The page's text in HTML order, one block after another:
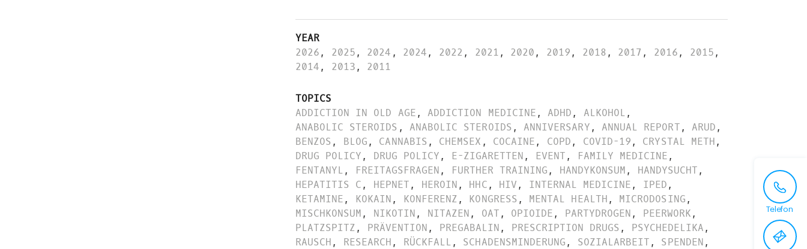
YEAR
2026, 2025, 2024 , 2024, 2022 , 2021, 2020, 2019, 2018, 2017 , 2016, 2015,
2014, 2013, 2011
TOPICS
ADDICTION IN OLD AGE, ADDICTION MEDICINE, ADHD, ALKOHOL,
ANABOLIC STEROIDS , ANABOLIC STEROIDS , ANNIVERSARY, ANNUAL REPORT, ARUD,
BENZOS , BLOG, CANNABIS , CHEMSEX , COCAINE, COPD, COVID-19, CRYSTAL METH,
DRUG POLICY, DRUG POLICY, E-ZIGARETTEN, EVENT, FAMILY MEDICINE,
FENTANYL, FREITAGSFRAGEN, FURTHER TRAINING, HANDYKONSUM, HANDYSUCHT,
HEPATITIS C, HEPNET, HEROIN, HHC, HIV, INTERNAL MEDICINE, IPED,
KETAMINE, KOKAIN, KONFERENZ, KONGRESS , MENTAL HEALTH, MICRODOSING,
MISCHKONSUM, NIKOTIN, NITAZEN, OAT, OPIOIDE, PARTYDROGEN, PEERWORK,
PLATZSPITZ, PRÄVENTION, PREGABALIN, PRESCRIPTION DRUGS , PSYCHEDELIKA,
RAUSCH, RESEARCH, RÜCKFALL, SCHADENSMINDERUNG, SOZIALARBEIT, SPENDEN,
Telefon